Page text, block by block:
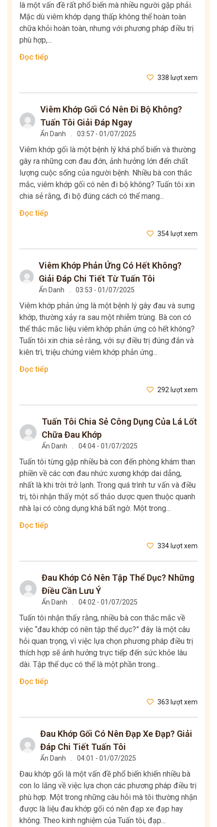
là một vấn đề rất phổ biến mà nhiều người gặp phải.
Mặc dù viêm khớp dạng thấp không thể hoàn toàn
chữa khỏi hoàn toàn, nhưng với phương pháp điều trị
phù hợp,...
Đọc tiếp
338 lượt xem
Viêm Khớp Gối Có Nên Đi Bộ Không?
Tuấn Tôi Giải Đáp Ngay
Ẩn Danh 03:57 - 01/07/2025
Viêm khớp gối là một bệnh lý khá phổ biến và thường
gây ra những cơn đau đớn, ảnh hưởng lớn đến chất
lượng cuộc sống của người bệnh. Nhiều bà con thắc
mắc, viêm khớp gối có nên đi bộ không? Tuấn tôi xin
chia sẻ rằng, đi bộ đúng cách có thể mang...
Đọc tiếp
354 lượt xem
Viêm Khớp Phản Ứng Có Hết Không?
Giải Đáp Chi Tiết Từ Tuấn Tôi
Ẩn Danh 03:53 - 01/07/2025
Viêm khớp phản ứng là một bệnh lý gây đau và sưng
khớp, thường xảy ra sau một nhiễm trùng. Bà con có
thể thắc mắc liệu viêm khớp phản ứng có hết không?
Tuấn tôi xin chia sẻ rằng, với sự điều trị đúng đắn và
kiên trì, triệu chứng viêm khớp phản ứng...
Đọc tiếp
292 lượt xem
Tuấn Tôi Chia Sẻ Công Dụng Của Lá Lốt
Chữa Đau Khớp
Ẩn Danh 04:04 - 01/07/2025
Tuấn tôi từng gặp nhiều bà con đến phòng khám than
phiền về các cơn đau nhức xương khớp dai dẳng,
nhất là khi trời trở lạnh. Trong quá trình tư vấn và điều
trị, tôi nhận thấy một số thảo dược quen thuộc quanh
nhà lại có công dụng khá bất ngờ. Một trong...
Đọc tiếp
334 lượt xem
Đau Khớp Có Nên Tập Thể Dục? Những
Điều Cần Lưu Ý
Ẩn Danh 04:02 - 01/07/2025
Tuấn tôi nhận thấy rằng, nhiều bà con thắc mắc về
việc “đau khớp có nên tập thể dục?” đây là một câu
hỏi quan trọng, vì việc lựa chọn phương pháp điều trị
thích hợp sẽ ảnh hưởng trực tiếp đến sức khỏe lâu
dài. Tập thể dục có thể là một phần trong...
Đọc tiếp
363 lượt xem
Đau Khớp Gối Có Nên Đạp Xe Đạp? Giải
Đáp Chi Tiết Tuấn Tôi
Ẩn Danh 04:01 - 01/07/2025
Đau khớp gối là một vấn đề phổ biến khiến nhiều bà
con lo lắng về việc lựa chọn các phương pháp điều trị
phù hợp. Một trong những câu hỏi mà tôi thường nhận
được là liệu đau khớp gối có nên đạp xe đạp hay
không. Theo kinh nghiệm của Tuấn tôi, đạp...